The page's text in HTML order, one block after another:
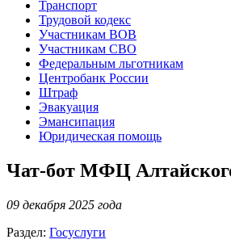
Транспорт
Трудовой кодекс
Участникам ВОВ
Участникам СВО
Федеральным льготникам
Центробанк России
Штраф
Эвакуация
Эмансипация
Юридическая помощь
Чат-бот МФЦ
09 декабря 2025 года
Раздел: Госуслуги